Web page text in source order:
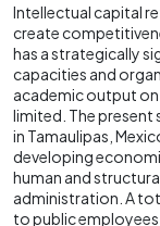
Intellectual capital
create
has a strategically
capacities and
academic output
limited. The
in Tamaulipas,
developing
human and
administration. A
to public